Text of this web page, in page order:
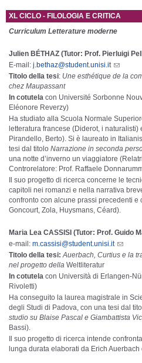
XL CICLO - FILOLOGIA E CRITICA
Curriculum Letterature moderne
Julien BÉTHAZ (Tutor: Prof. Pierluigi
E-mail: j.bethaz@student.unisi.it
Titolo della tesi: Une esthétique de la
chez Maupassant
In cotutela con Université Sorbonne
Eléonore Reverzy)
Ha studiato alla Scuola Normale
letteratura francese (Diderot, i
Pirandello, Berto). Si è laureato in
tesi dal titolo Narrazione in seconda
una notte d’inverno un viaggiatore
Controrelatore: Prof. Raffaele
Il suo progetto di ricerca concerne le
capitoli nei romanzi e nella narrativa
confronto con alcune prassi precedenti e
Goncourt, Zola, Huysmans, Céard).
Maria Lea CASSISI (Tutor: Prof. Guido
e-mail: m.cassisi@student.unisi.it
Titolo della tesi: Auerbach, Curtius e la
nel progetto della Weltliteratur
In cotutela con Università di Erlangen-
Rivoletti)
Ha conseguito la laurea magistrale in
degli Studi di Padova, con una tesi dal
studio su Blaise Pascal e Giambattista
Bassi).
Il suo progetto di ricerca intende
lunga durata elaborati da Erich